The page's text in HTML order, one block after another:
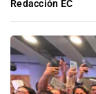
Redacción EC